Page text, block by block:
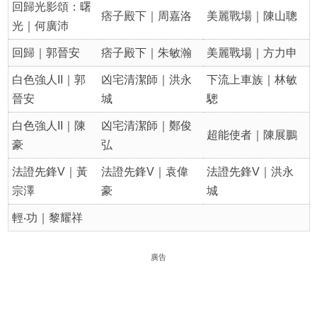
回歸光影頌：曙
光｜何廣沛
痞子殿下｜周嘉洛 美麗戰場｜陳山聰
回歸｜郭晉安 痞子殿下｜朱敏瀚 美麗戰場｜方力申
白色強人II｜郭
晉安
凶宅清潔師｜洪永
城
下流上車族｜林敏
驄
白色強人II｜陳
豪
凶宅清潔師｜鄭俊
弘
超能使者｜陳展鵬
法證先鋒V｜黃
宗澤
法證先鋒V｜袁偉
豪
法證先鋒V｜洪永
城
輕‧功｜黎耀祥
廣告